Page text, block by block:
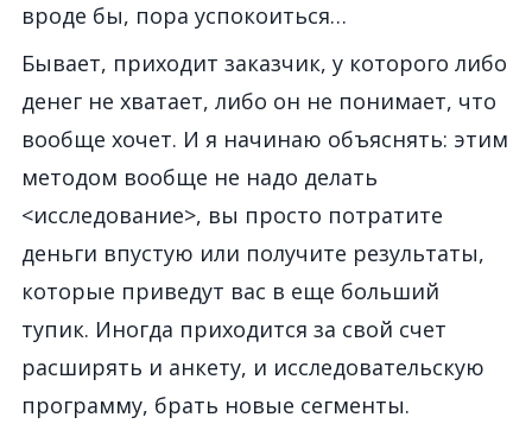
вроде бы, пора успокоиться…
Бывает, приходит заказчик, у которого либо
денег не хватает, либо он не понимает, что
вообще хочет. И я начинаю объяснять: этим
методом вообще не надо делать
<исследование>, вы просто потратите
деньги впустую или получите результаты,
которые приведут вас в еще больший
тупик. Иногда приходится за свой счет
расширять и анкету, и исследовательскую
программу, брать новые сегменты.